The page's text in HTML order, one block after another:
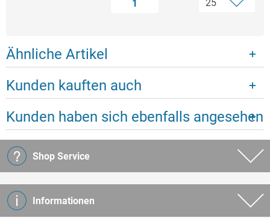
1
Ähnliche Artikel
Kunden kauften auch
Kunden haben sich ebenfalls angesehen
Shop Service
Informationen